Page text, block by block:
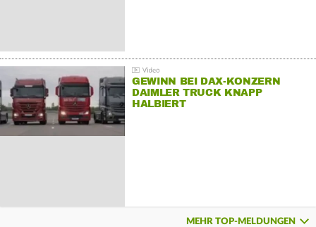
GEWINN BEI DAX-KONZERN
DAIMLER TRUCK KNAPP
HALBIERT
MEHR TOP-MELDUNGEN